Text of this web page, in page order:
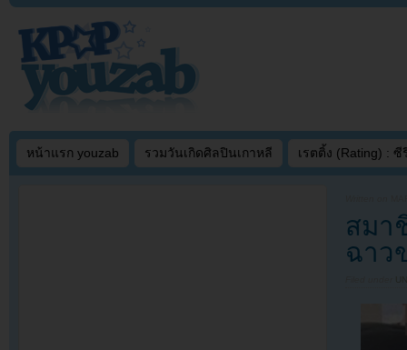
หน้าแรก youzab รวมวันเกิดศิลปินเกาหลี เรตติ้ง (Rating) : ซี
สมา
ฉาว